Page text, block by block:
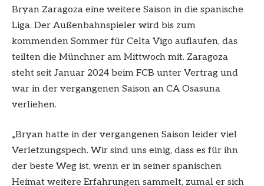
Bryan Zaragoza eine weitere Saison in die spanische
Liga. Der Außenbahnspieler wird bis zum
kommenden Sommer für Celta Vigo auflaufen, das
teilten die Münchner am Mittwoch mit. Zaragoza
steht seit Januar 2024 beim FCB unter Vertrag und
war in der vergangenen Saison an CA Osasuna
verliehen.
„Bryan hatte in der vergangenen Saison leider viel
Verletzungspech. Wir sind uns einig, dass es für ihn
der beste Weg ist, wenn er in seiner spanischen
Heimat weitere Erfahrungen sammelt, zumal er sich